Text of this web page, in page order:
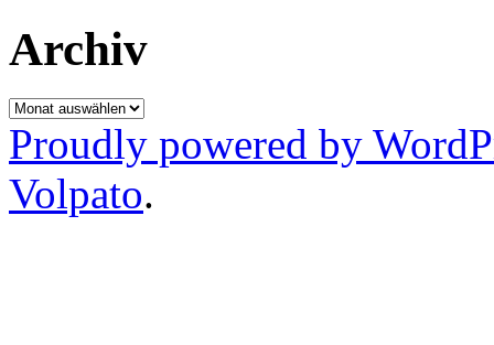
Archiv
Archiv
Proudly powered by
Volpato.